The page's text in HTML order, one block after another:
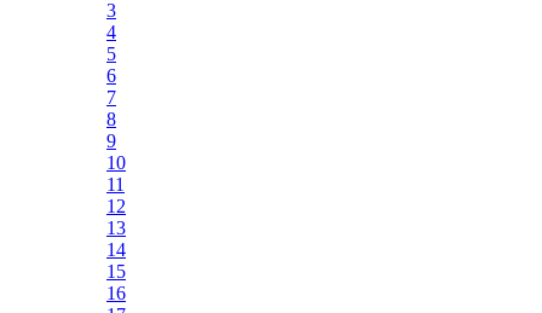
3
4
5
6
7
8
9
10
11
12
13
14
15
16